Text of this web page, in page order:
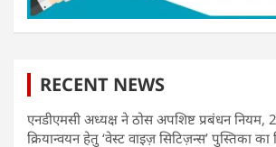
RECENT NEWS
एनडीएमसी अध्यक्ष ने ठोस अपशिष्ट प्रबंधन नियम,
क्रियान्वयन हेतु ‘वेस्ट वाइज़ सिटिज़न्स’ पुस्तिका का